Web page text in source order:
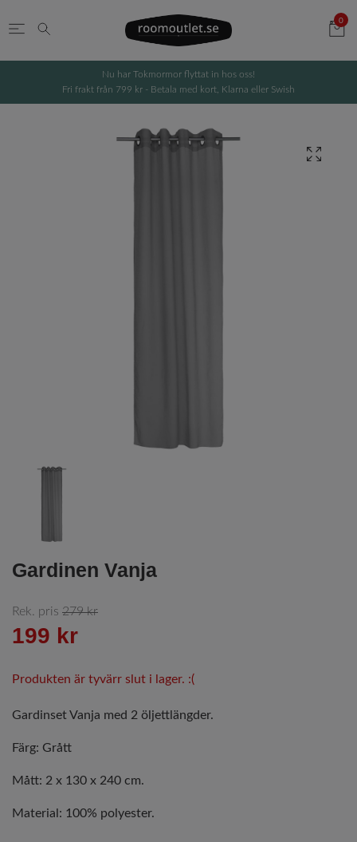
0
Nu har Tokmormor flyttat in hos oss!
Fri frakt från 799 kr - Betala med kort, Klarna eller Swish
Gardinen Vanja
Rek. pris 279 kr
199 kr
Produkten är tyvärr slut i lager. :(
Gardinset Vanja med 2 öljettlängder.
Färg: Grått
Mått: 2 x 130 x 240 cm.
Material: 100% polyester.